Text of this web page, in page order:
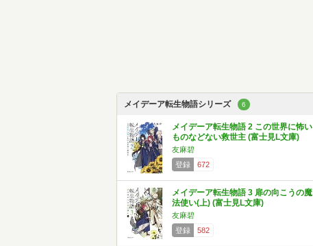
メイデーア転生物語シリーズ 6
メイデーア転生物語 2 この世界に怖い
ものなどない救世主 (富士見L文庫)
友麻碧
登録
672
メイデーア転生物語 3 扉の向こうの魔
法使い(上) (富士見L文庫)
友麻碧
登録
582